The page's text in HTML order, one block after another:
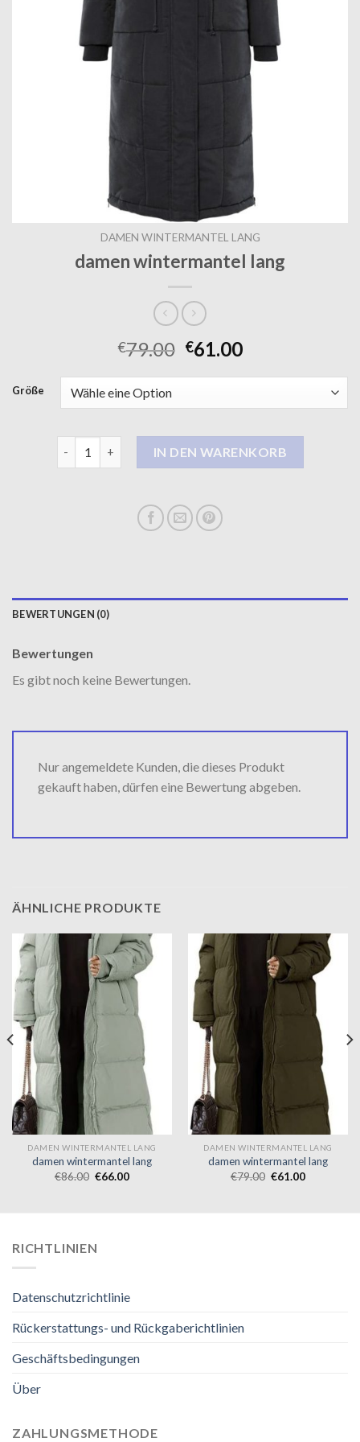
DAMEN WINTERMANTEL LANG
damen wintermantel lang
€79.00 €61.00
Größe
IN DEN WARENKORB
BEWERTUNGEN (0)
Bewertungen
Es gibt noch keine Bewertungen.
Nur angemeldete Kunden, die dieses Produkt
gekauft haben, dürfen eine Bewertung abgeben.
ÄHNLICHE PRODUKTE
DAMEN WINTERMANTEL LANG
damen wintermantel lang
€86.00 €66.00
DAMEN WINTERMANTEL LANG
damen wintermantel lang
€79.00 €61.00
RICHTLINIEN
Datenschutzrichtlinie
Rückerstattungs- und Rückgaberichtlinien
Geschäftsbedingungen
Über
ZAHLUNGSMETHODE